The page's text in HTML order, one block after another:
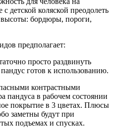
детской коляской преодолеть
бордюры, пороги,
предполагает:
просто раздвинуть
готов к использованию.
контрастными
пандуса в рабочем состоянии
покрытие в 3 цветах. Плюсы
заметны будут при
подъемах и спусках.